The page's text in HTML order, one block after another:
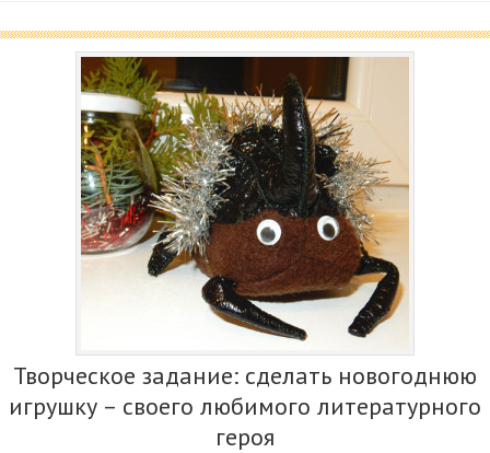
Творческое задание: сделать новогоднюю
игрушку – своего любимого литературного
героя